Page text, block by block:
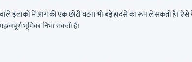
इलाकों में आग की एक छोटी घटना भी बड़े हादसे का रूप ले सकती है। ऐसे
भूमिका निभा सकती हैं।